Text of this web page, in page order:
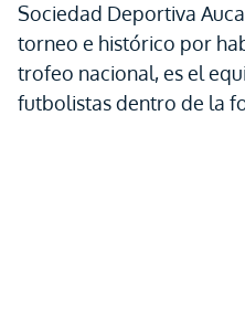
Sociedad Deportiva
torneo e histórico por
trofeo nacional, es el
futbolistas dentro de la